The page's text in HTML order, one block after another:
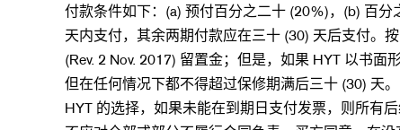
付款条件如下：(a) 预付百分之二十 (20%)，(b) 百
天内支付，其余两期付款应在三十 (30) 天后支付。
(Rev. 2 Nov. 2017) 留置金；但是，如果 HYT 以书
但在任何情况下都不得超过保修期满后三十 (30) 天
HYT 的选择，如果未能在到期日支付发票，则所有